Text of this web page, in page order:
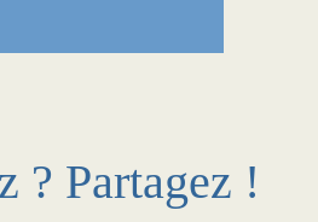
? Partagez !